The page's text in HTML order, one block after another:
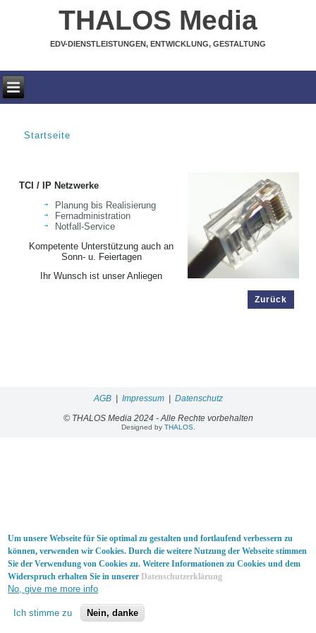
Um unsere Webseite für Sie optimal zu gestalten und fortlaufend verbessern zu
können, verwenden wir Cookies. Durch die weitere Nutzung der Webseite stimmen
Sie der Verwendung von Cookies zu. Weitere Informationen zu Cookies und dem
Widerspruch erhalten Sie in unsererDatenschutzerklärung
No, give me more info
Ich stimme zu Nein, danke
THALOS Media
EDV-DIENSTLEISTUNGEN, ENTWICKLUNG, GESTALTUNG
Startseite
TCI / IP Netzwerke
Planung bis Realisierung
Fernadministration
Notfall-Service
Kompetente Unterstützung auch an
Sonn- u. Feiertagen
Ihr Wunsch ist unser Anliegen
Zurück
AGB| Impressum| Datenschutz
© THALOS Media 2024 - Alle Rechte vorbehalten
Designed by THALOS.